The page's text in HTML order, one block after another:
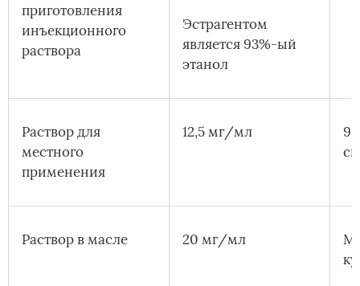
приготовления
инъекционного
раствора
Эстрагентом
является 93%-ый
этанол
Раствор для
местного
применения
12,5 мг/мл
Раствор в масле 20 мг/мл